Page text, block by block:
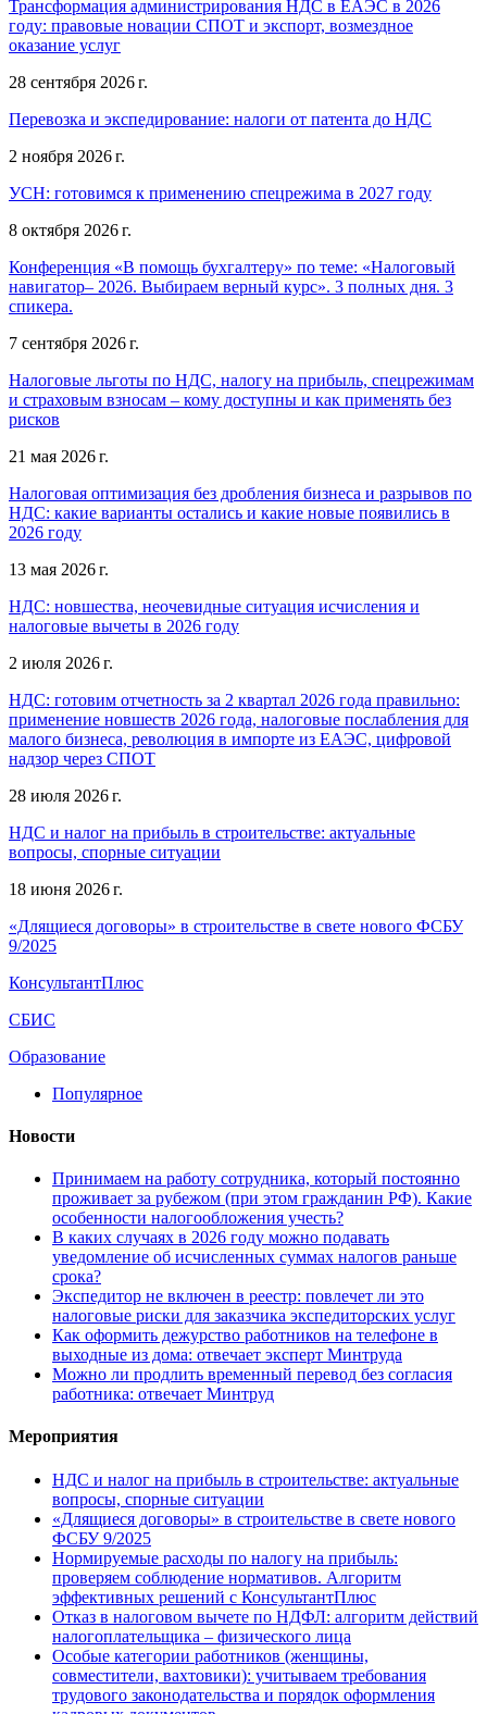
Трансформация администрирования НДС в ЕАЭС в 2026
году: правовые новации СПОТ и экспорт, возмездное
оказание услуг
28 сентября 2026 г.
Перевозка и экспедирование: налоги от патента до НДС
2 ноября 2026 г.
УСН: готовимся к применению спецрежима в 2027 году
8 октября 2026 г.
Конференция «В помощь бухгалтеру» по теме: «Налоговый
навигатор– 2026. Выбираем верный курс». 3 полных дня. 3
спикера.
7 сентября 2026 г.
Налоговые льготы по НДС, налогу на прибыль, спецрежимам
и страховым взносам – кому доступны и как применять без
рисков
21 мая 2026 г.
Налоговая оптимизация без дробления бизнеса и разрывов по
НДС: какие варианты остались и какие новые появились в
2026 году
13 мая 2026 г.
НДС: новшества, неочевидные ситуация исчисления и
налоговые вычеты в 2026 году
2 июля 2026 г.
НДС: готовим отчетность за 2 квартал 2026 года правильно:
применение новшеств 2026 года, налоговые послабления для
малого бизнеса, революция в импорте из ЕАЭС, цифровой
надзор через СПОТ
28 июля 2026 г.
НДС и налог на прибыль в строительстве: актуальные
вопросы, спорные ситуации
18 июня 2026 г.
«Длящиеся договоры» в строительстве в свете нового ФСБУ
9/2025
КонсультантПлюс
СБИС
Образование
Популярное
Новости
Принимаем на работу сотрудника, который постоянно
проживает за рубежом (при этом гражданин РФ). Какие
особенности налогообложения учесть?
В каких случаях в 2026 году можно подавать
уведомление об исчисленных суммах налогов раньше
срока?
Экспедитор не включен в реестр: повлечет ли это
налоговые риски для заказчика экспедиторских услуг
Как оформить дежурство работников на телефоне в
выходные из дома: отвечает эксперт Минтруда
Можно ли продлить временный перевод без согласия
работника: отвечает Минтруд
Мероприятия
НДС и налог на прибыль в строительстве: актуальные
вопросы, спорные ситуации
«Длящиеся договоры» в строительстве в свете нового
ФСБУ 9/2025
Нормируемые расходы по налогу на прибыль:
проверяем соблюдение нормативов. Алгоритм
эффективных решений с КонсультантПлюс
Отказ в налоговом вычете по НДФЛ: алгоритм действий
налогоплательщика – физического лица
Особые категории работников (женщины,
совместители, вахтовики): учитываем требования
трудового законодательства и порядок оформления